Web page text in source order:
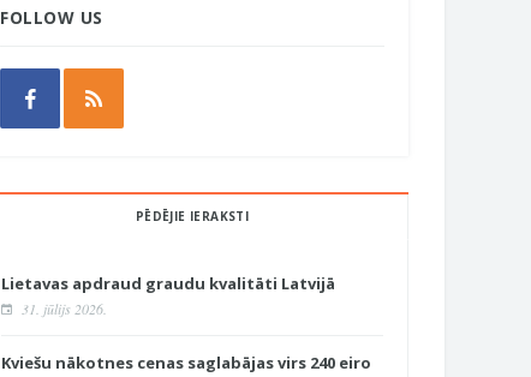
FOLLOW US
PĒDĒJIE IERAKSTI
Lietavas apdraud graudu kvalitāti Latvijā
31. jūlijs 2026.
Kviešu nākotnes cenas saglabājas virs 240 eiro